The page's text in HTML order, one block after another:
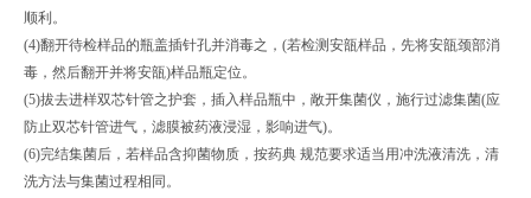
顺利。
(4)翻开待检样品的瓶盖插针孔并消毒之，(若检测安瓿样品，先将安瓿颈部消
毒，然后翻开并将安瓿)样品瓶定位。
(5)拔去进样双芯针管之护套，插入样品瓶中，敞开集菌仪，施行过滤集菌(应
防止双芯针管进气，滤膜被药液浸湿，影响进气)。
(6)完结集菌后，若样品含抑菌物质，按药典 规范要求适当用冲洗液清洗，清
洗方法与集菌过程相同。